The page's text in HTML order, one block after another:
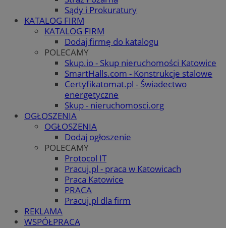
Sądy i Prokuratury
KATALOG FIRM
KATALOG FIRM
Dodaj firmę do katalogu
POLECAMY
Skup.io - Skup nieruchomości Katowice
SmartHalls.com - Konstrukcje stalowe
Certyfikatomat.pl - Świadectwo
energetyczne
Skup - nieruchomosci.org
OGŁOSZENIA
OGŁOSZENIA
Dodaj ogłoszenie
POLECAMY
Protocol IT
Pracuj.pl - praca w Katowicach
Praca Katowice
PRACA
Pracuj.pl dla firm
REKLAMA
WSPÓŁPRACA